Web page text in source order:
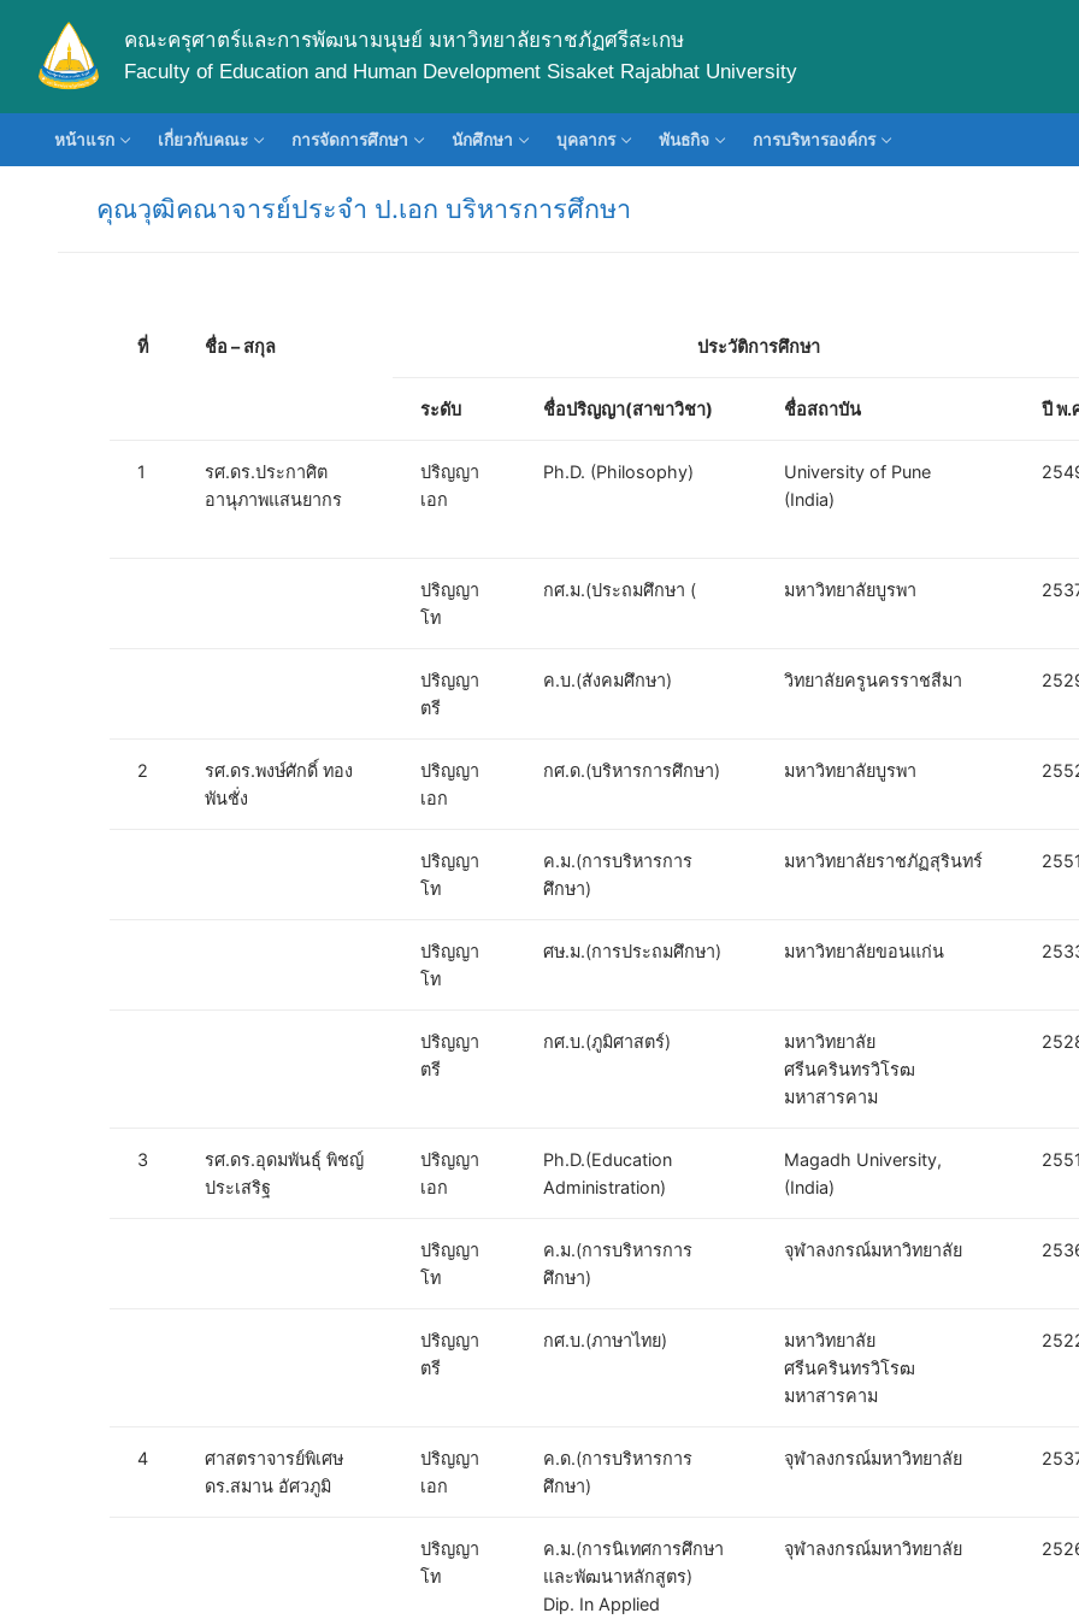
คณะครุศาตร์และการพัฒนามนุษย์ มหาวิทยาลัยราชภัฏศรีสะเกษ
Faculty of Education and Human Development Sisaket Rajabhat University
หน้าแรก เกี่ยวกับคณะ การจัดการศึกษา นักศึกษา บุคลากร พันธกิจ การบริหารองค์กร
คุณวุฒิคณาจารย์ประจำ ป.เอก บริหารการศึกษา
ที่ ชื่อ – สกุล ประวัติการศึกษา
ระดับ ชื่อปริญญา(สาขาวิชา) ชื่อสถาบัน ปี พ.
1
รศ.ดร.ประกาศิต
อานุภาพแสนยากร
ปริญญา
เอก
Ph.D. (Philosophy)
University of Pune
(India)
ปริญญา
โท
กศ.ม.(ประถมศึกษา ( มหาวิทยาลัยบูรพา
ปริญญา
ตรี
ค.บ.(สังคมศึกษา) วิทยาลัยครูนครราชสีมา
2
รศ.ดร.พงษ์ศักดิ์ ทอง
พันชั่ง
ปริญญา
เอก
กศ.ด.(บริหารการศึกษา) มหาวิทยาลัยบูรพา
ปริญญา
โท
ค.ม.(การบริหารการ
ศึกษา)
มหาวิทยาลัยราชภัฏสุรินทร์ 2551
ปริญญา
โท
ศษ.ม.(การประถมศึกษา) มหาวิทยาลัยขอนแก่น
ปริญญา
ตรี
กศ.บ.(ภูมิศาสตร์)
มหาวิทยาลัย
ศรีนครินทรวิโรฒ
มหาสารคาม
3
รศ.ดร.อุดมพันธุ์ พิชญ์
ประเสริฐ
ปริญญา
เอก
Ph.D.(Education
Administration)
Magadh University,
(India)
2551
ปริญญา
โท
ค.ม.(การบริหารการ
ศึกษา)
จุฬาลงกรณ์มหาวิทยาลัย
ปริญญา
ตรี
กศ.บ.(ภาษาไทย)
มหาวิทยาลัย
ศรีนครินทรวิโรฒ
มหาสารคาม
4
ศาสตราจารย์พิเศษ
ดร.สมาน อัศวภูมิ
ปริญญา
เอก
ค.ด.(การบริหารการ
ศึกษา)
จุฬาลงกรณ์มหาวิทยาลัย
ปริญญา
โท
ค.ม.(การนิเทศการศึกษา
และพัฒนาหลักสูตร)
Dip. In Applied
จุฬาลงกรณ์มหาวิทยาลัย